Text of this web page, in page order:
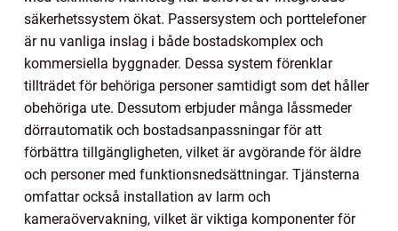
säkerhetssystem ökat. Passersystem och porttelefoner
är nu vanliga inslag i både bostadskomplex och
kommersiella byggnader. Dessa system förenklar
tillträdet för behöriga personer samtidigt som det håller
obehöriga ute. Dessutom erbjuder många låssmeder
dörrautomatik och bostadsanpassningar för att
förbättra tillgängligheten, vilket är avgörande för äldre
och personer med funktionsnedsättningar. Tjänsterna
omfattar också installation av larm och
kameraövervakning, vilket är viktiga komponenter för